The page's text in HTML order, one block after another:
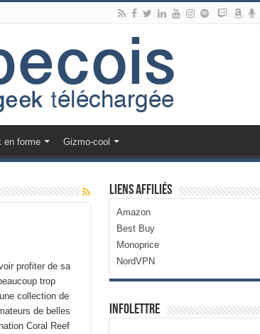
en forme Gizmo-cool
profiter de sa
trop
collection de
de belles
Coral Reef
Liens Affiliés
Amazon
Best Buy
Monoprice
NordVPN
Infolettre